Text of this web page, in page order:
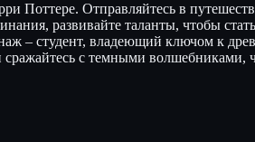
Поттере. Отправляйтесь в
развивайте таланты, чтобы
– студент, владеющий ключом к
с темными волшебниками,